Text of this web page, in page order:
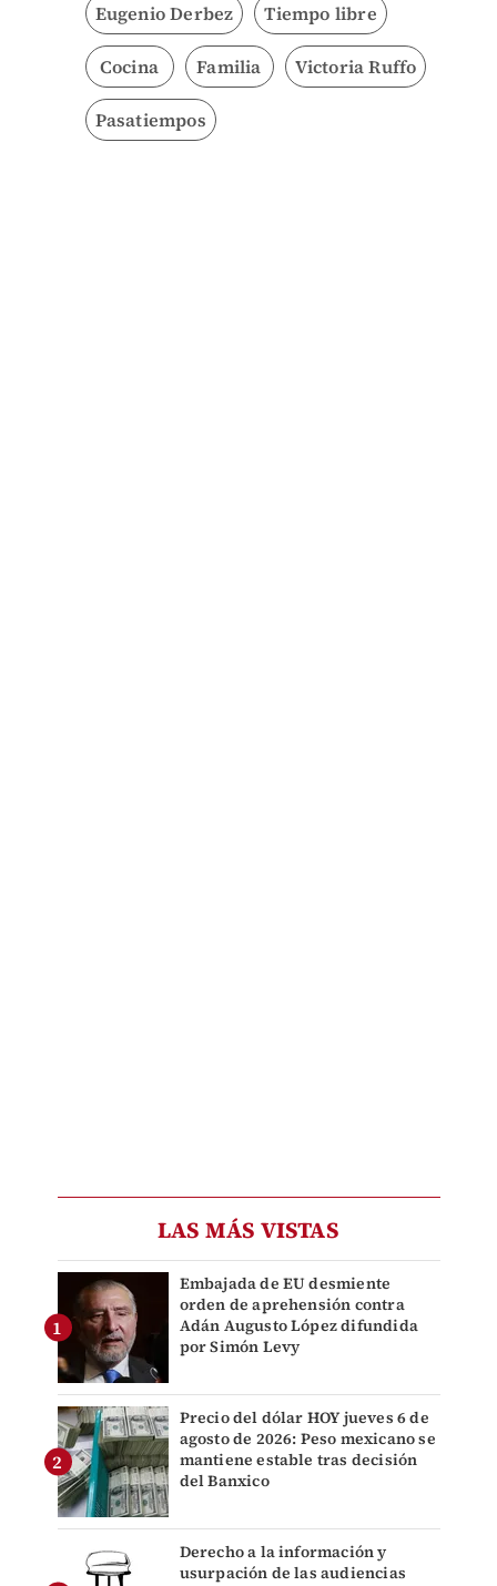
Eugenio Derbez Tiempo libre
Cocina Familia Victoria Ruffo
Pasatiempos
LAS MÁS VISTAS
Embajada de EU desmiente
orden de aprehensión contra
Adán Augusto López difundida
por Simón Levy
Precio del dólar HOY jueves 6 de
agosto de 2026: Peso mexicano se
mantiene estable tras decisión
del Banxico
Derecho a la información y
usurpación de las audiencias